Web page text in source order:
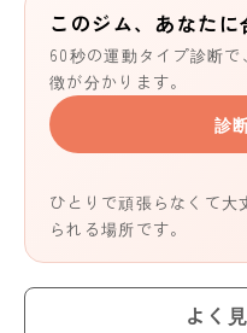
このジム、あなたに
60秒の運動タイプ診断
徴が分かります。
診
ひとりで頑張らなくて大
られる場所です。
よく